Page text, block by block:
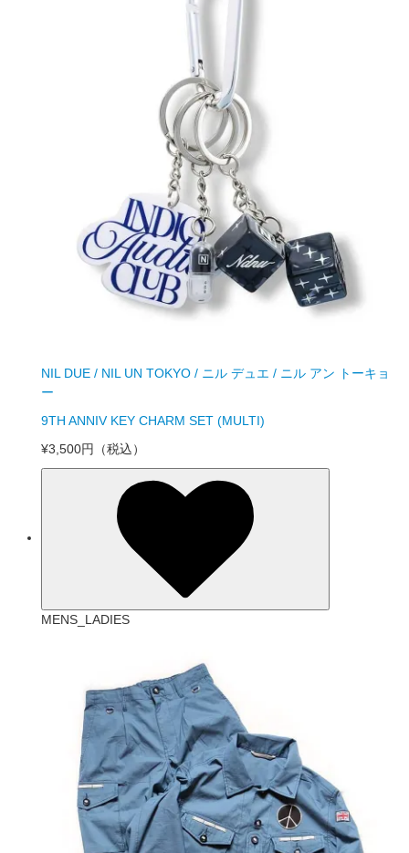
NIL DUE / NIL UN TOKYO / ニル デュエ / ニル アン トーキョ
ー
9TH ANNIV KEY CHARM SET (MULTI)
¥3,500円
（税込）
MENS_LADIES